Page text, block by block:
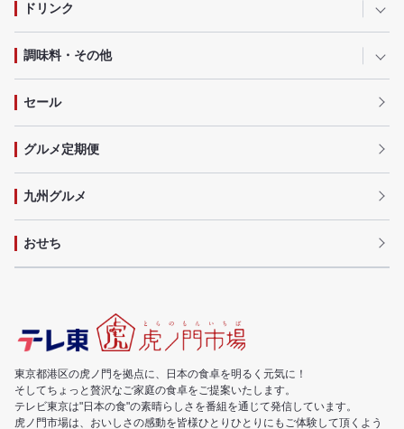
ドリンク
調味料・その他
セール
グルメ定期便
九州グルメ
おせち
東京都港区の虎ノ門を拠点に、日本の食卓を明るく元気に！
そしてちょっと贅沢なご家庭の食卓をご提案いたします。
テレビ東京は"日本の食"の素晴らしさを番組を通じて発信しています。
虎ノ門市場は、おいしさの感動を皆様ひとりひとりにもご体験して頂くよう